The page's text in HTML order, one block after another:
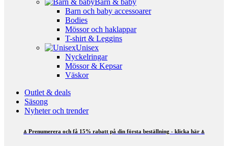
Barn & baby
Barn och baby accessoarer
Bodies
Mössor och haklappar
T-shirt & Leggins
Unisex
Nyckelringar
Mössor & Kepsar
Väskor
Outlet & deals
Säsong
Nyheter och trender
⍋ Prenumerera och få 15% rabatt på din första beställning - klicka här ⍋